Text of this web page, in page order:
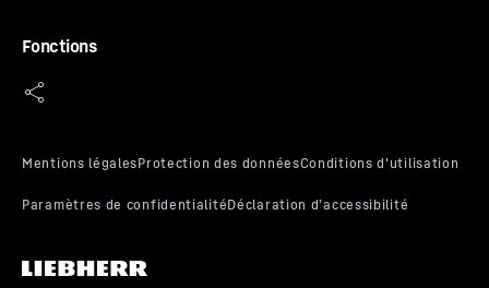
confort : les guides ferment parfaitement le
Fonctions